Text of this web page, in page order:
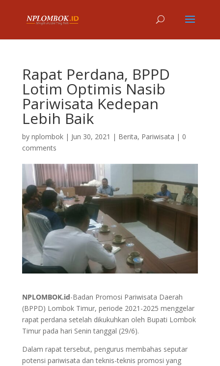
Rapat Perdana, BPPD
Lotim Optimis Nasib
Pariwisata Kedepan
Lebih Baik
by nplombok| Jun 30, 2021 | Berita, Pariwisata | 0
comments
NPLOMBOK.id-Badan Promosi Pariwisata Daerah
(BPPD) Lombok Timur, periode 2021-2025 menggelar
rapat perdana setelah dikukuhkan oleh Bupati Lombok
Timur pada hari Senin tanggal (29/6).
Dalam rapat tersebut, pengurus membahas seputar
potensi pariwisata dan teknis-teknis promosi yang